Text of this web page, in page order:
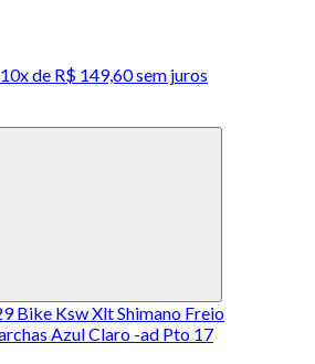
10x de R$ 149,60 sem juros